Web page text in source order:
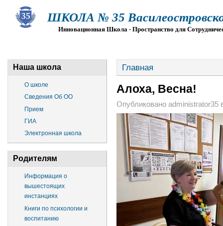
ШКОЛА № 35
Инновационная Школа - Пространство для
Наша школа
О школе
Сведения Об ОО
Прием
ГИА
Электронная школа
Родителям
Информация о
вышестоящих
инстанциях
Книги по психологии и
воспитанию
Главная
Алоха, Весна!
Опубликовано administrator35